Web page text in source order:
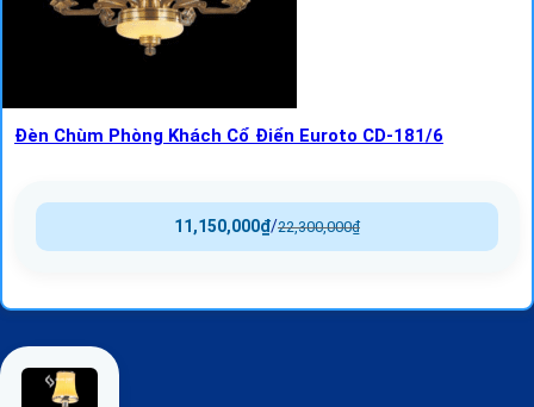
Đèn Chùm Phòng Khách Cổ Điển Euroto CD-181/6
22,300,000₫
/
11,150,000₫